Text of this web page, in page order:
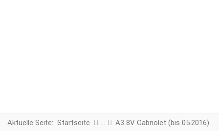
Aktuelle Seite: Startseite A3 8V Cabriolet (bis 05.2016)